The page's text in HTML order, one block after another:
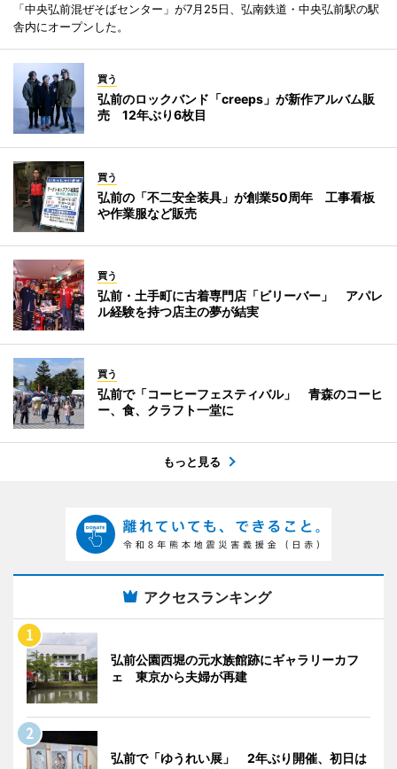
「中央弘前混ぜそばセンター」が7月25日、弘南鉄道・中央弘前駅の駅
舎内にオープンした。
買う
弘前のロックバンド「creeps」が新作アルバム販
売 12年ぶり6枚目
買う
弘前の「不二安全装具」が創業50周年 工事看板
や作業服など販売
買う
弘前・土手町に古着専門店「ビリーバー」 アパレ
ル経験を持つ店主の夢が結実
買う
弘前で「コーヒーフェスティバル」 青森のコーヒ
ー、食、クラフト一堂に
もっと見る
アクセスランキング
弘前公園西堀の元水族館跡にギャラリーカフ
ェ 東京から夫婦が再建
弘前で「ゆうれい展」 2年ぶり開催、初日は